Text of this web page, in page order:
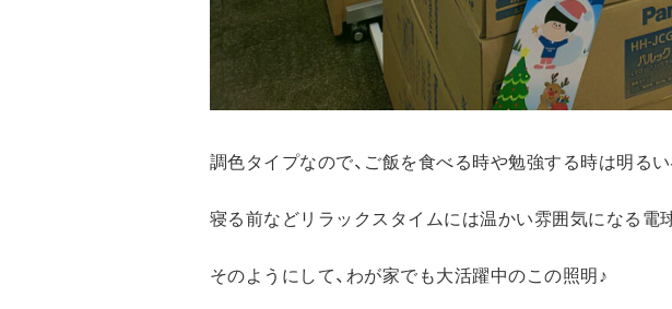
調色タイプなので、ご飯を食べる時や勉強する時は明るい
寝る前などリラックスタイムには温かい雰囲気になる電球
そのようにして、わが家でも大活躍中のこの照明♪